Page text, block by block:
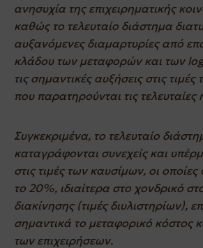
ανησυχία της επιχειρηματικής
καθώς το τελευταίο διάστημα
αυξανόμενες διαμαρτυρίες από
κλάδου των μεταφορών και των
τις σημαντικές αυξήσεις στις
που παρατηρούνται τις τελευταίες
Συγκεκριμένα, το τελευταίο
καταγράφονται συνεχείς και
στις τιμές των καυσίμων, οι
το 20%, ιδιαίτερα στο χονδρικό
διακίνησης (τιμές διυλιστηρίων),
σημαντικά το μεταφορικό κόστος
των επιχειρήσεων.